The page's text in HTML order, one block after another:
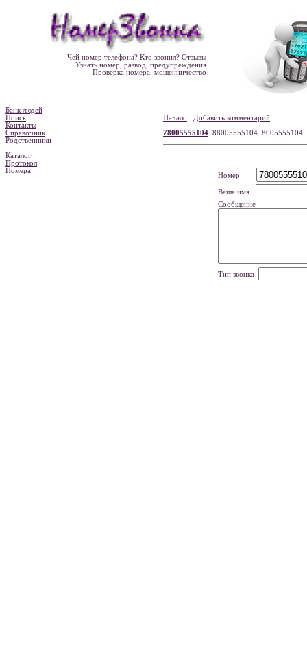
Чей номер телефона? Кто звонил? Отзывы
Узнать номер, развод, предупреждения
Проверка номера, мошенничество
Банк людей
Поиск
Контакты
Справочник
Родственники
Каталог
Протокол
Номера
Начало
Добавить комментарий
78005555104 88005555104 8005555104
Номер
Ваше имя
Сообщение
Тип звонка